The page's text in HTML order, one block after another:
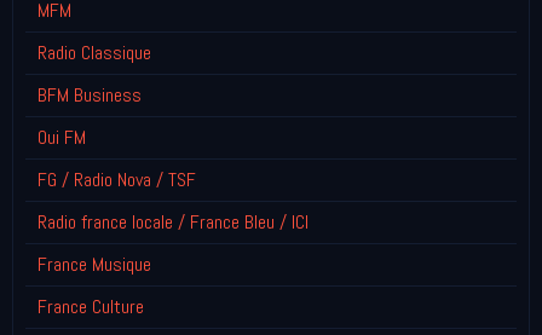
MFM
Radio Classique
BFM Business
Oui FM
FG / Radio Nova / TSF
Radio france locale / France Bleu / ICI
France Musique
France Culture